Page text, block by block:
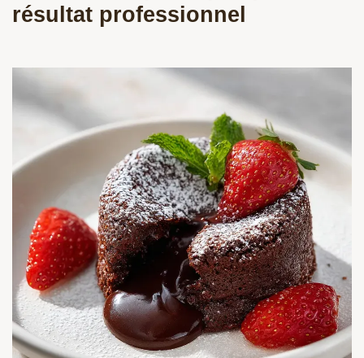
résultat professionnel